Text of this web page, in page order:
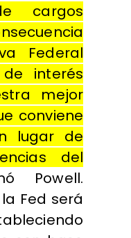
cargos
Federal
interés
mejor
conviene
lugar de
del
Powell.
Fed será